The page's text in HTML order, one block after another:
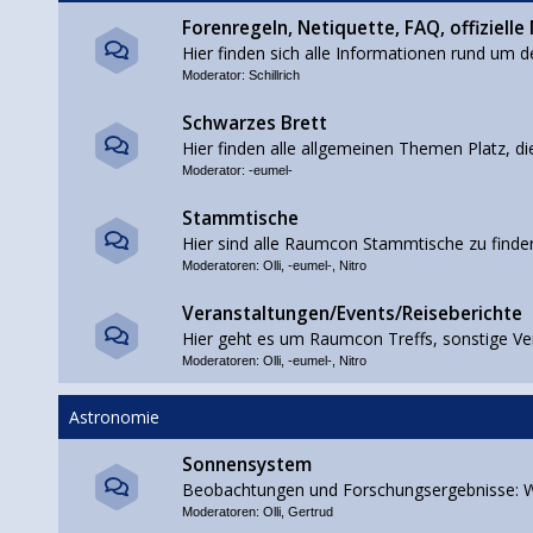
Forenregeln, Netiquette, FAQ,
Hier finden sich alle Informationen rund um
Moderator: Schillrich
Schwarzes Brett
Hier finden alle allgemeinen Themen Platz,
Moderator: -eumel-
Stammtische
Hier sind alle Raumcon Stammtische zu
Moderatoren: Olli, -eumel-, Nitro
Veranstaltungen/Events/Reiseberichte
Hier geht es um Raumcon Treffs, sonstige
Moderatoren: Olli, -eumel-, Nitro
Astronomie
Sonnensystem
Beobachtungen und Forschungsergebnisse:
Moderatoren: Olli, Gertrud